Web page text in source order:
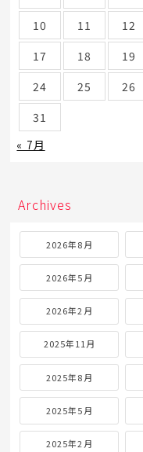
10
11 12
17
18 19
24
25 26
31
« 7月
Archives
2026年8月
2026年5月
2026年2月
2025年11月
2025年8月
2025年5月
2025年2月